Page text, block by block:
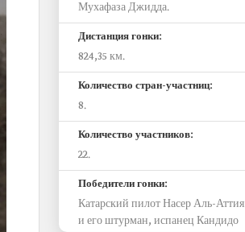
Мухафаза Джидда.
Дистанция гонки:
824,35 км.
Количество стран-участниц:
8.
Количество участников:
22.
Победители гонки:
Катарский пилот Насер Аль-Аттия
и его штурман, испанец Кандидо